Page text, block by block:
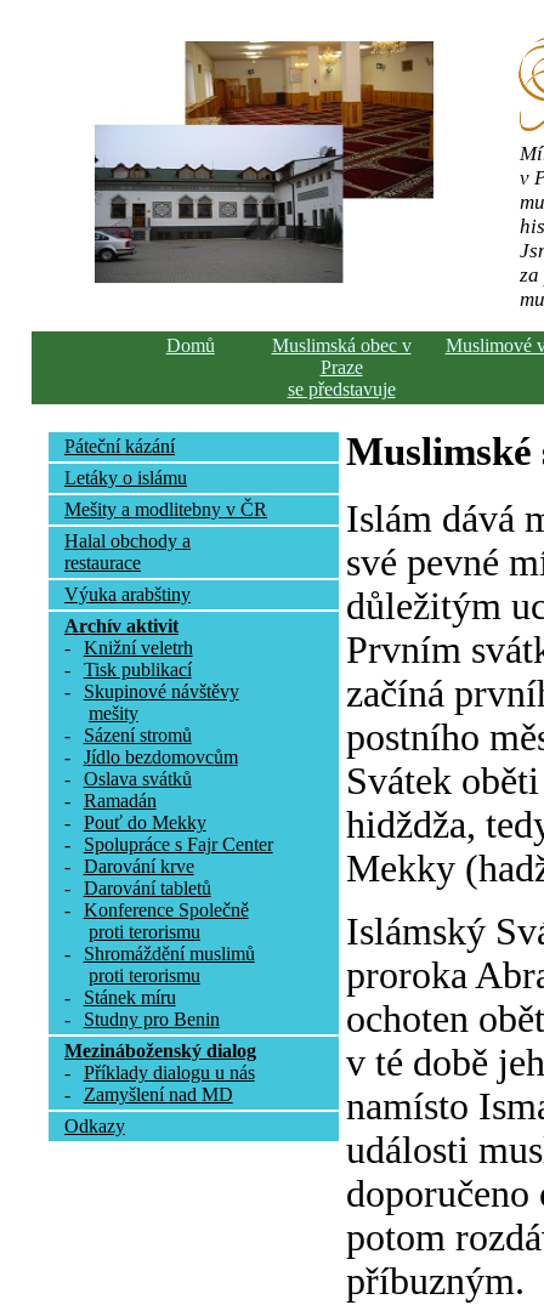
v
Domů
Muslimská obec v
Praze
se představuje
Muslimové
Páteční kázání
Letáky o islámu
Mešity a modlitebny v ČR
Halal obchody a
restaurace
Výuka arabštiny
Archív aktivit
-
Knižní veletrh
-
Tisk publikací
-
Skupinové návštěvy
mešity
-
Sázení stromů
-
Jídlo bezdomovcům
-
Oslava svátků
-
Ramadán
-
Pouť do Mekky
-
Spolupráce s Fajr Center
-
Darování krve
-
Darování tabletů
-
Konference Společně
proti terorismu
-
Shromáždění muslimů
proti terorismu
-
Stánek míru
-
Studny pro Benin
Mezináboženský dialog
-
Příklady dialogu u nás
-
Zamyšlení nad MD
Odkazy
Muslimské
Islám dává
své pevné
důležitým
Prvním
začíná
postního
Svátek
hidždža,
Mekky
Islámský
proroka
ochoten
v té době
namísto
události
doporučeno
potom
příbuzným.